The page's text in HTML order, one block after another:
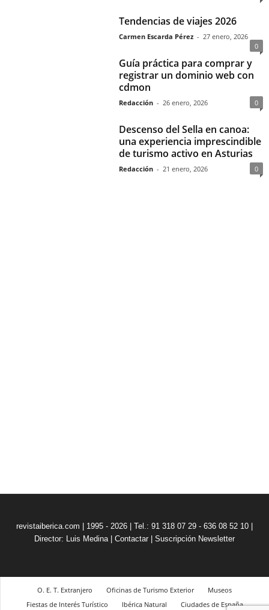
Tendencias de viajes 2026
Carmen Escarda Pérez - 27 enero, 2026
0
Guía práctica para comprar y
registrar un dominio web con
cdmon
Redacción - 26 enero, 2026 0
Descenso del Sella en canoa:
una experiencia imprescindible
de turismo activo en Asturias
Redacción - 21 enero, 2026 0
revistaiberica.com | 1995 - 2026 | Tel.: 91 318 07 29 - 636 08 52 10 |
Director: Luis Medina| Contactar Suscripción Newsletter
O. E. T. Extranjero Oficinas de Turismo Exterior
Museos
Fiestas de Interés Turístico
Ibérica Natural Ciudades de España